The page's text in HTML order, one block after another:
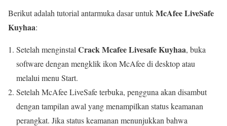
Berikut adalah tutorial antarmuka dasar untukMcAfee LiveSafe
Kuyhaa:
Setelah menginstal Crack Mcafee Livesafe Kuyhaa, buka
software dengan mengklik ikon McAfee di desktop atau
melalui menu Start.
Setelah McAfee LiveSafe terbuka, pengguna akan disambut
dengan tampilan awal yang menampilkan status keamanan
perangkat. Jika status keamanan menunjukkan bahwa